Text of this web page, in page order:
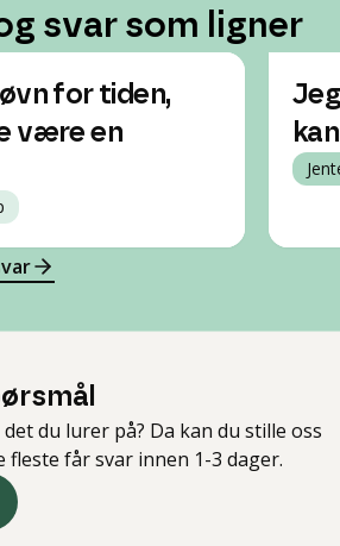
svar som ligner
for tiden,
være en
du lurer på? Da kan du stille oss
fleste får svar innen 1-3 dager.